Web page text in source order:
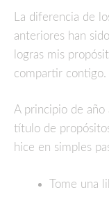
La diferencia de
anteriores han
logras mis
compartir contigo.
A principio de año
título de
hice en simples
Tome una